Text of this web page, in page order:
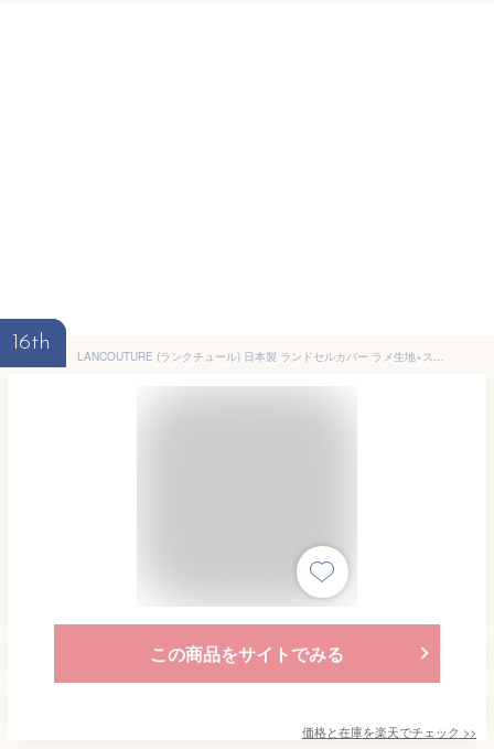
16th
LANCOUTURE (ランクチュール) 日本製 ランドセルカバー ラメ生地×スパンコール LLサイズ ハート 月 ダイヤ
この商品をサイトでみる
価格と在庫を楽天でチェック >>